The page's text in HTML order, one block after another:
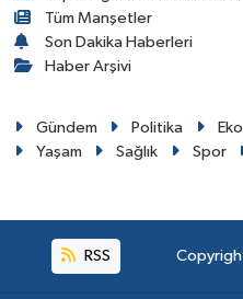
Tüm Manşetler
Son Dakika Haberleri
Haber Arşivi
Gündem Politika
Yaşam
Sağlık Spor
RSS